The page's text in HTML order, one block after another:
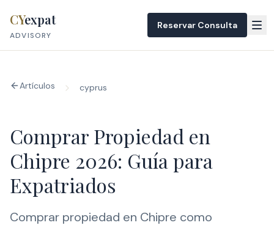
CYexpat
ADVISORY
Reservar Consulta
Artículos cyprus
Comprar Propiedad en
Chipre 2026: Guía para
Expatriados
Comprar propiedad en Chipre como